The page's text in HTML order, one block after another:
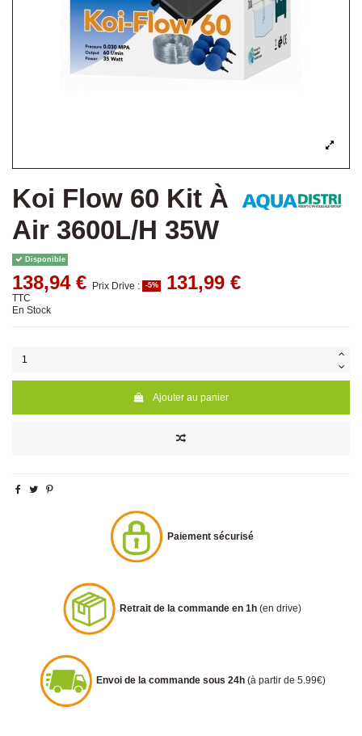
Koi Flow 60 Kit À
Air 3600L/H 35W
Disponible
138,94 € Prix Drive : -5% 131,99 €
TTC
En Stock
Ajouter au panier
Paiement sécurisé
Retrait de la commande en 1h (en drive)
Envoi de la commande sous 24h (à partir de 5.99€)